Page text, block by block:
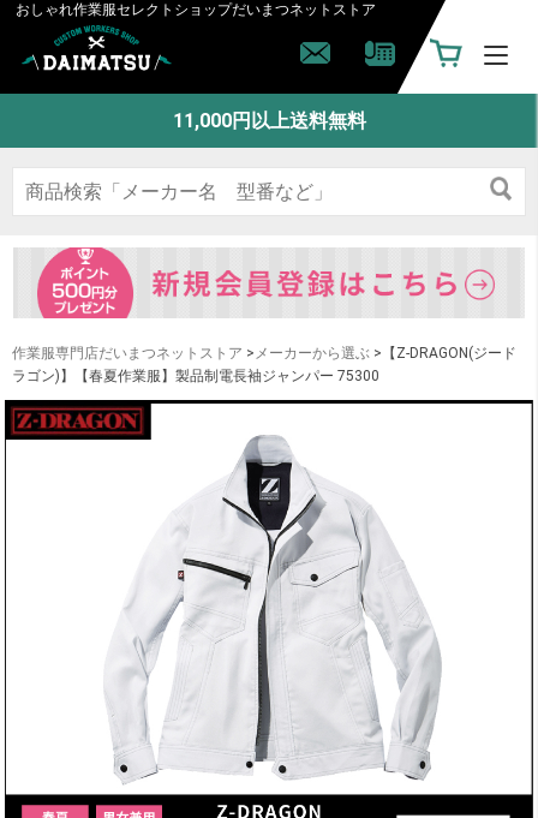
おしゃれ作業服セレクトショップだいまつネットストア
11,000円以上送料無料
作業服専門店だいまつネットストア > メーカーから選ぶ >【Z-DRAGON(ジード
ラゴン)】【春夏作業服】製品制電長袖ジャンパー 75300